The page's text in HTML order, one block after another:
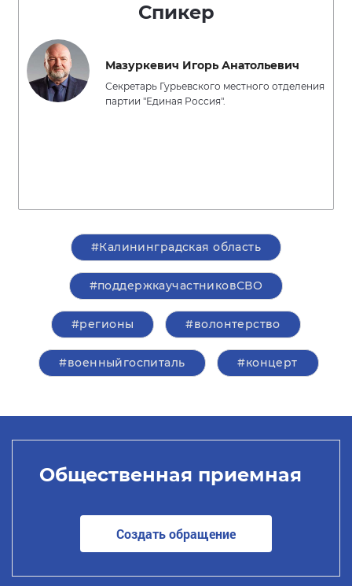
Спикер
Мазуркевич Игорь Анатольевич
Секретарь Гурьевского местного отделения
партии "Единая Россия".
#Калининградская область
#поддержкаучастниковСВО
#регионы #волонтерство
#военныйгоспиталь #концерт
Общественная приемная
Создать обращение